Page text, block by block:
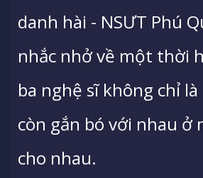
danh hài - NSƯT Phú
nhắc nhở về một thời
ba nghệ sĩ không chỉ
còn gắn bó với nhau ở
cho nhau.